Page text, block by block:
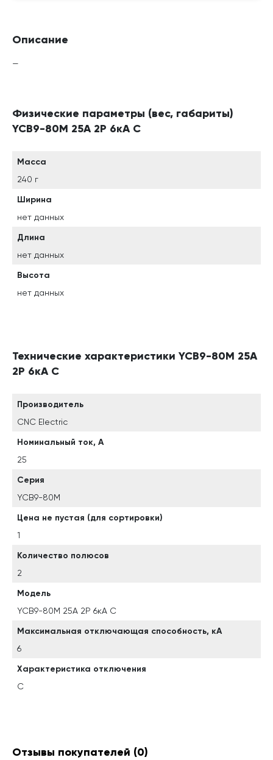
Описание
—
Физические параметры (вес, габариты)
YCB9-80M 25А 2P 6кА C
Масса
240 г
Ширина
нет данных
Длина
нет данных
Высота
нет данных
Технические характеристики YCB9-80M 25А
2P 6кА C
Производитель
CNC Electric
Номинальный ток, А
25
Серия
YCB9-80M
Цена не пустая (для сортировки)
1
Количество полюсов
2
Модель
YCB9-80M 25А 2P 6кА C
Максимальная отключающая способность, кА
6
Характеристика отключения
C
Отзывы покупателей (0)